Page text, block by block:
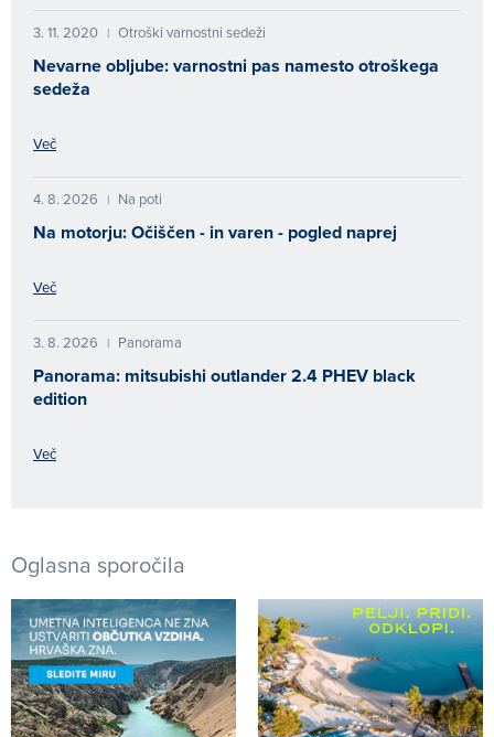
3. 11. 2020 | Otroški varnostni sedeži
Nevarne obljube: varnostni pas namesto otroškega
sedeža
Več
4. 8. 2026 | Na poti
Na motorju: Očiščen - in varen - pogled naprej
Več
3. 8. 2026 | Panorama
Panorama: mitsubishi outlander 2.4 PHEV black
edition
Več
Oglasna sporočila